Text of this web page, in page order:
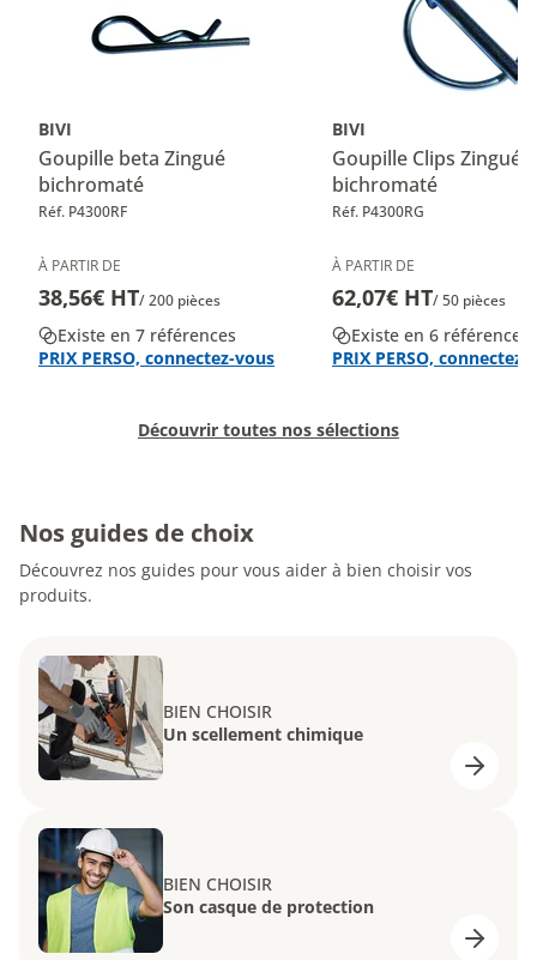
BIVI
Goupille beta Zingué
bichromaté
Réf. P4300RF
À PARTIR DE
38,56€ HT/ 200 pièces
Existe en 7 références
PRIX PERSO, connectez-vous
BIVI
Goupille Clips Zingué
bichromaté
Réf. P4300RG
À PARTIR DE
62,07€ HT/ 50 pièces
Existe en 6 références
PRIX PERSO, connectez-
Découvrir toutes nos sélections
Nos guides de choix
Découvrez nos guides pour vous aider à bien choisir vos
produits.
BIEN CHOISIR
Un scellement chimique
BIEN CHOISIR
Son casque de protection